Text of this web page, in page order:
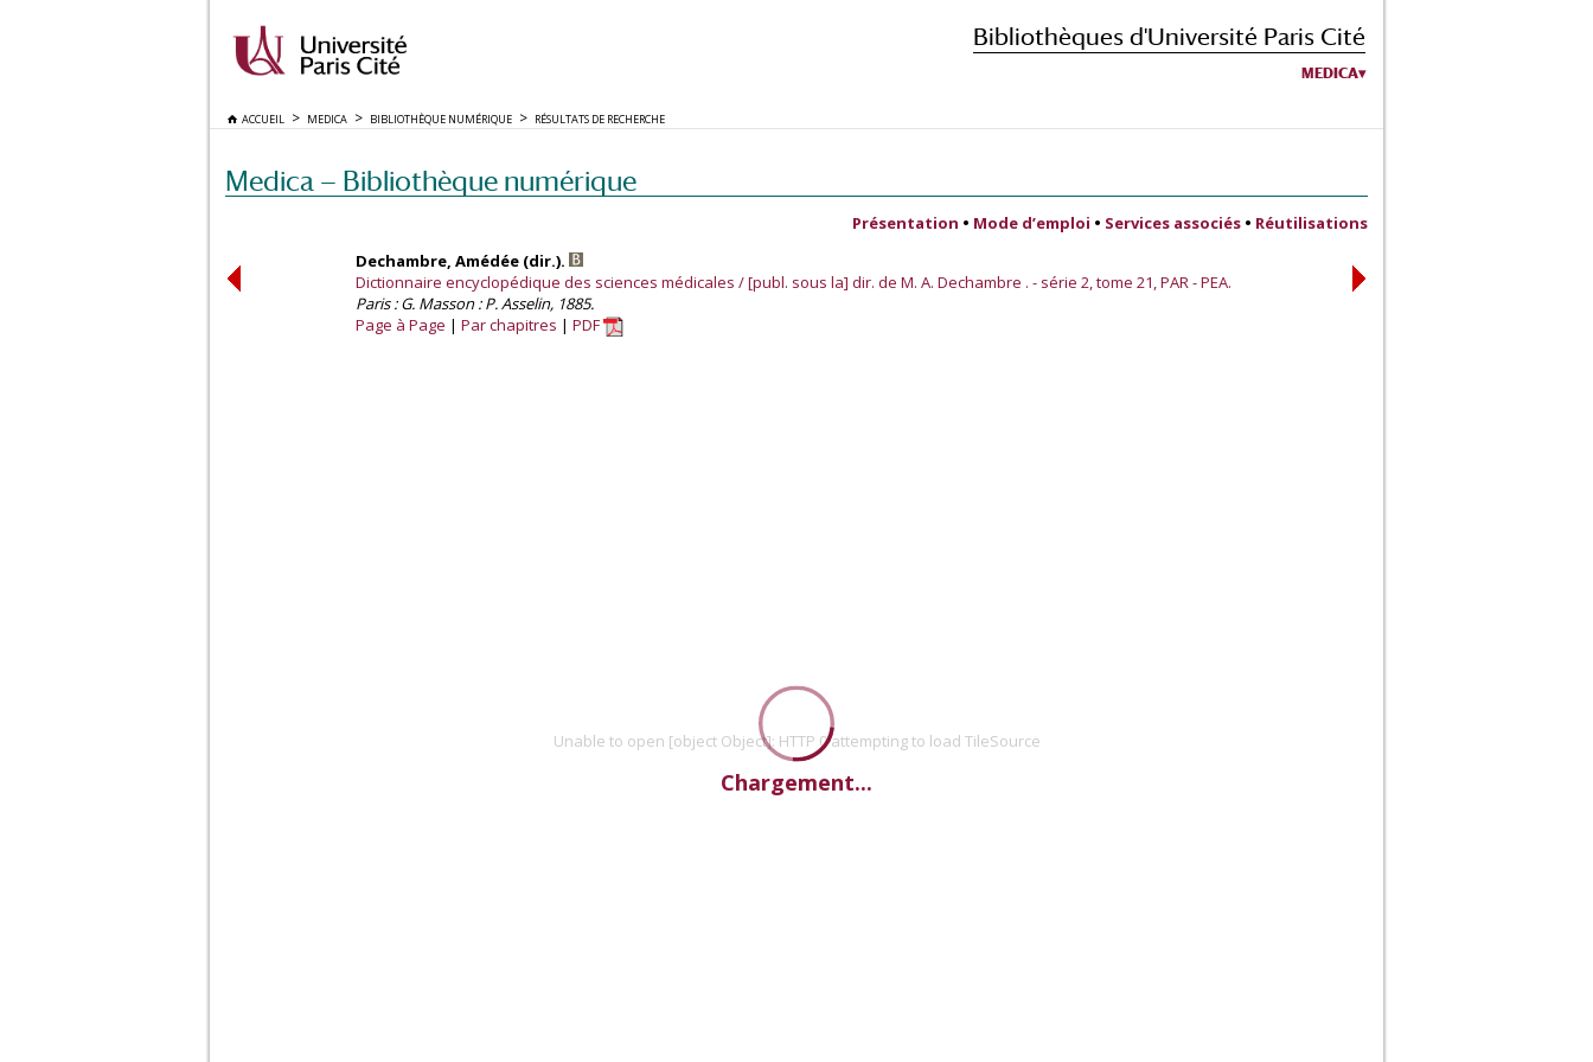
Bibliothèques d'Université Paris Cité
MEDICA
ACCUEIL MEDICA BIBLIOTHÈQUE NUMÉRIQUE RÉSULTATS DE RECHERCHE
Medica — Bibliothèque numérique
Présentation • Mode d’emploi • Services associés • Réutilisations
Dechambre, Amédée (dir.).
Dictionnaire encyclopédique des sciences médicales / [publ. sous la] dir. de M. A. Dechambre . - série 2, tome 21, PAR - PEA.
Paris : G. Masson : P. Asselin, 1885.
Page à Page
Par chapitres PDF
Unable to open [object Object]: HTTP 0 attempting to load TileSource
Chargement...